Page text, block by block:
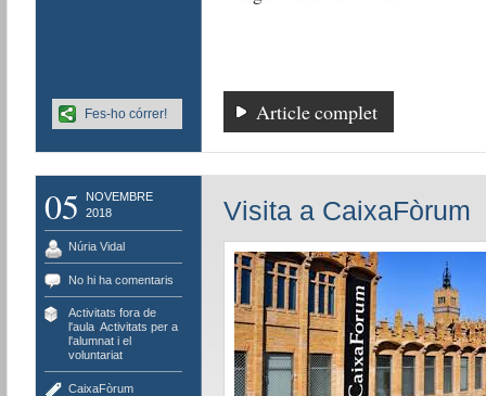
Article complet
Fes-ho córrer!
05
NOVEMBRE
2018
Núria Vidal
No hi ha comentaris
Activitats fora de
l'aula, Activitats per a
l'alumnat i el
voluntariat
CaixaFòrum
Visita a CaixaFòrum